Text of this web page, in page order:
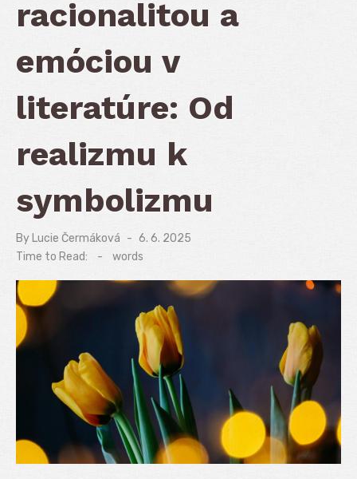
racionalitou a
emóciou v
literatúre: Od
realizmu k
symbolizmu
By Lucie Čermáková
Posted
on
6. 6. 2025
Time to Read:
- words